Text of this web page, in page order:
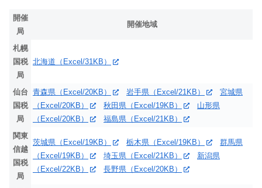
開催
局
開催地域
札幌
国税
局
北海道（Excel/31KB）
仙台
国税
局
青森県（Excel/20KB） 岩手県（Excel/21KB）
宮城県
（Excel/20KB）
秋田県（Excel/19KB）
山形県
（Excel/20KB）
福島県（Excel/21KB）
関東
信越
国税
局
茨城県（Excel/19KB） 栃木県（Excel/19KB）
群馬県
（Excel/19KB）
埼玉県（Excel/21KB）
新潟県
（Excel/22KB）
長野県（Excel/20KB）